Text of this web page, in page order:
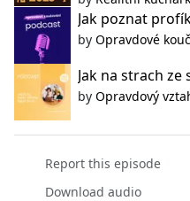
Jak poznat
by Opravdové
Jak na strach ze
by Opravdový
Report this episode
Download audio